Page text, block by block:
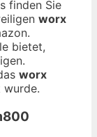
finden Sie
worx
bietet,
worx